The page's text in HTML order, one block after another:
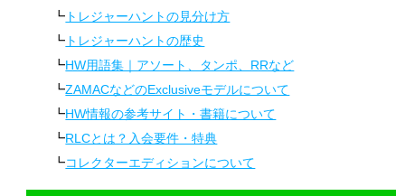
トレジャーハントの見分け方
トレジャーハントの歴史
HW用語集｜アソート、タンポ、RRなど
ZAMACなどのExclusiveモデルについて
HW情報の参考サイト・書籍について
RLCとは？入会要件・特典
コレクターエディションについて